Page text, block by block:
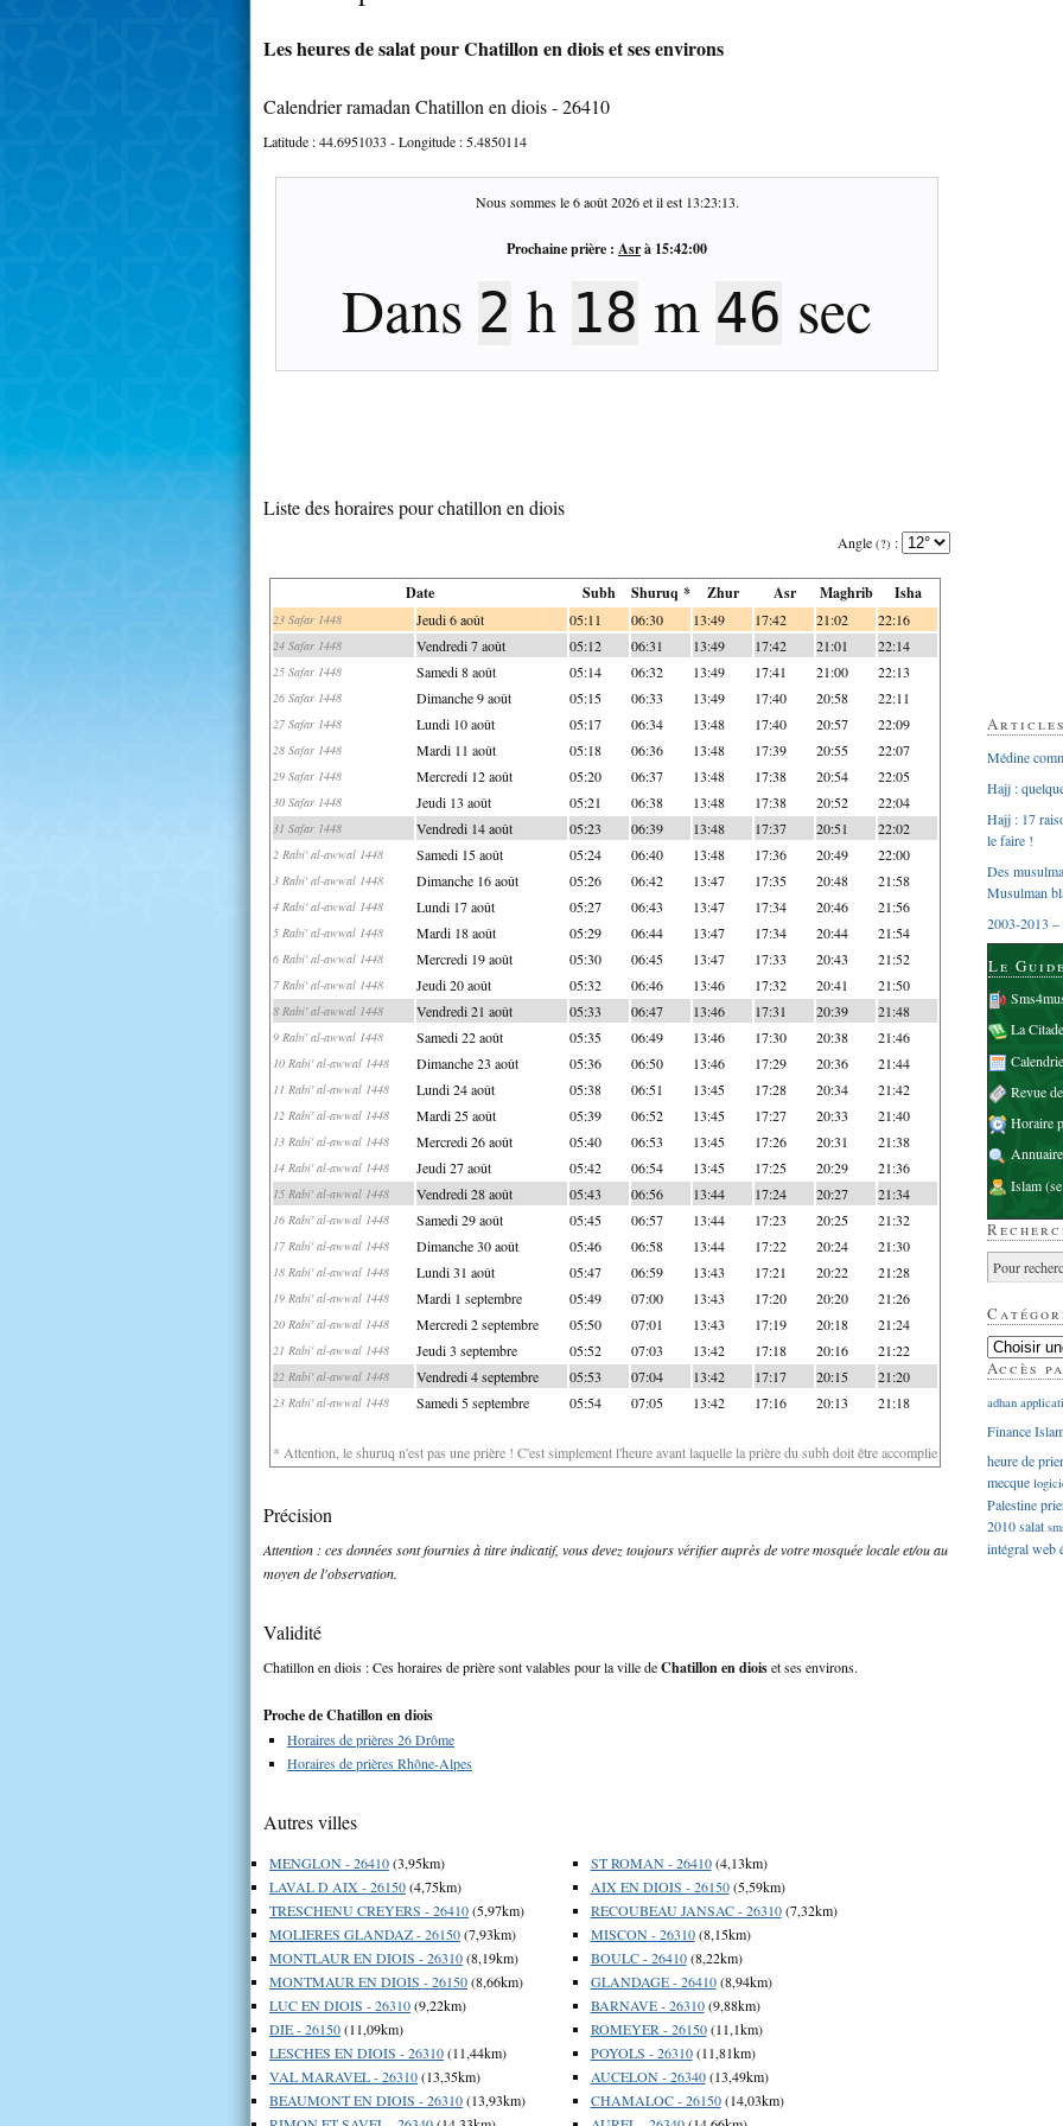
Les heures de salat pour Chatillon en diois et ses environs
Calendrier ramadan Chatillon en diois - 26410
Latitude :44.6951033 - Longitude : 5.4850114
Nous sommes le6 août 2026et il est 13:23:14.
Prochaine prière : Asrà 15:42:00
Dans 2 h 18 m 45 sec
Liste des horaires pour chatillon en diois
Angle (?) :
Date Subh Shuruq * Zhur Asr Maghrib Isha
23 Safar 1448 Jeudi 6 août 05:11 06:30 13:49 17:42 21:02 22:16
24 Safar 1448 Vendredi 7 août 05:12 06:31 13:49 17:42 21:01 22:14
25 Safar 1448 Samedi 8 août 05:14 06:32 13:49 17:41 21:00 22:13
26 Safar 1448 Dimanche 9 août 05:15 06:33 13:49 17:40 20:58 22:11
27 Safar 1448 Lundi 10 août 05:17 06:34 13:48 17:40 20:57 22:09
28 Safar 1448 Mardi 11 août 05:18 06:36 13:48 17:39 20:55 22:07
29 Safar 1448 Mercredi 12 août 05:20 06:37 13:48 17:38 20:54 22:05
30 Safar 1448 Jeudi 13 août 05:21 06:38 13:48 17:38 20:52 22:04
31 Safar 1448 Vendredi 14 août 05:23 06:39 13:48 17:37 20:51 22:02
2 Rabi' al-awwal 1448 Samedi 15 août 05:24 06:40 13:48 17:36 20:49 22:00
3 Rabi' al-awwal 1448 Dimanche 16 août 05:26 06:42 13:47 17:35 20:48 21:58
4 Rabi' al-awwal 1448 Lundi 17 août 05:27 06:43 13:47 17:34 20:46 21:56
5 Rabi' al-awwal 1448 Mardi 18 août 05:29 06:44 13:47 17:34 20:44 21:54
6 Rabi' al-awwal 1448 Mercredi 19 août 05:30 06:45 13:47 17:33 20:43 21:52
7 Rabi' al-awwal 1448 Jeudi 20 août 05:32 06:46 13:46 17:32 20:41 21:50
8 Rabi' al-awwal 1448 Vendredi 21 août 05:33 06:47 13:46 17:31 20:39 21:48
9 Rabi' al-awwal 1448 Samedi 22 août 05:35 06:49 13:46 17:30 20:38 21:46
10 Rabi' al-awwal 1448 Dimanche 23 août 05:36 06:50 13:46 17:29 20:36 21:44
11 Rabi' al-awwal 1448 Lundi 24 août 05:38 06:51 13:45 17:28 20:34 21:42
12 Rabi' al-awwal 1448 Mardi 25 août 05:39 06:52 13:45 17:27 20:33 21:40
13 Rabi' al-awwal 1448 Mercredi 26 août 05:40 06:53 13:45 17:26 20:31 21:38
14 Rabi' al-awwal 1448 Jeudi 27 août 05:42 06:54 13:45 17:25 20:29 21:36
15 Rabi' al-awwal 1448 Vendredi 28 août 05:43 06:56 13:44 17:24 20:27 21:34
16 Rabi' al-awwal 1448 Samedi 29 août 05:45 06:57 13:44 17:23 20:25 21:32
17 Rabi' al-awwal 1448 Dimanche 30 août 05:46 06:58 13:44 17:22 20:24 21:30
18 Rabi' al-awwal 1448 Lundi 31 août 05:47 06:59 13:43 17:21 20:22 21:28
19 Rabi' al-awwal 1448 Mardi 1 septembre 05:49 07:00 13:43 17:20 20:20 21:26
20 Rabi' al-awwal 1448 Mercredi 2 septembre 05:50 07:01 13:43 17:19 20:18 21:24
21 Rabi' al-awwal 1448 Jeudi 3 septembre 05:52 07:03 13:42 17:18 20:16 21:22
22 Rabi' al-awwal 1448 Vendredi 4 septembre 05:53 07:04 13:42 17:17 20:15 21:20
23 Rabi' al-awwal 1448 Samedi 5 septembre 05:54 07:05 13:42 17:16 20:13 21:18
* Attention, le shuruq n'est pas une prière ! C'est simplement l'heure avant laquelle la prière du subh doit être accomplie
Précision
Attention : ces données sont fournies à titre indicatif, vous devez toujours vérifier auprès de votre mosquée locale et/ou au
moyen de l'observation.
Validité
Chatillon en diois : Ces horaires de prière sont valables pour la ville deChatillon en dioiset ses environs.
Proche de Chatillon en diois
Horaires de prières 26 Drôme
Horaires de prières Rhône-Alpes
Autres villes
MENGLON - 26410(3,95km)
LAVAL D AIX - 26150(4,75km)
TRESCHENU CREYERS - 26410(5,97km)
MOLIERES GLANDAZ - 26150(7,93km)
MONTLAUR EN DIOIS - 26310(8,19km)
MONTMAUR EN DIOIS - 26150(8,66km)
LUC EN DIOIS - 26310(9,22km)
DIE - 26150(11,09km)
LESCHES EN DIOIS - 26310(11,44km)
VAL MARAVEL - 26310(13,35km)
BEAUMONT EN DIOIS - 26310(13,93km)
ST ROMAN - 26410(4,13km)
AIX EN DIOIS - 26150(5,59km)
RECOUBEAU JANSAC - 26310(7,32km)
MISCON - 26310(8,15km)
BOULC - 26410(8,22km)
GLANDAGE - 26410(8,94km)
BARNAVE - 26310(9,88km)
ROMEYER - 26150(11,1km)
POYOLS - 26310(11,81km)
AUCELON - 26340(13,49km)
CHAMALOC - 26150(14,03km)
Médine
Hajj :
Hajj : 17
le faire !
Des
Musulman
2003-2013 –
Le
La
Revue
Horaire
Islam
Accès
adhan
Finance
heure de
mecque
Palestine
2010salat
intégralweb